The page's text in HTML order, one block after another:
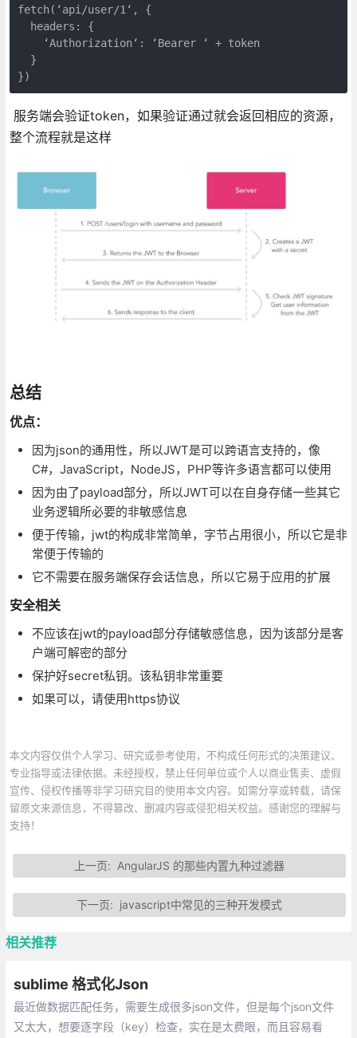
fetch(‘api/user/1‘, {
  headers: {
    ‘Authorization‘: ‘Bearer ‘ + token
  }
})
服务端会验证token，如果验证通过就会返回相应的资源，
整个流程就是这样
总结
优点：
因为json的通用性，所以JWT是可以跨语言支持的，像
C#，JavaScript，NodeJS，PHP等许多语言都可以使用
因为由了payload部分，所以JWT可以在自身存储一些其它
业务逻辑所必要的非敏感信息
便于传输，jwt的构成非常简单，字节占用很小，所以它是非
常便于传输的
它不需要在服务端保存会话信息，所以它易于应用的扩展
安全相关
不应该在jwt的payload部分存储敏感信息，因为该部分是客
户端可解密的部分
保护好secret私钥。该私钥非常重要
如果可以，请使用https协议
本文内容仅供个人学习、研究或参考使用，不构成任何形式的决策建议、
专业指导或法律依据。未经授权，禁止任何单位或个人以商业售卖、虚假
宣传、侵权传播等非学习研究目的使用本文内容。如需分享或转载，请保
留原文来源信息，不得篡改、删减内容或侵犯相关权益。感谢您的理解与
支持！
上一页: AngularJS 的那些内置九种过滤器
下一页: javascript中常见的三种开发模式
相关推荐
sublime 格式化Json
最近做数据匹配任务，需要生成很多json文件，但是每个json文件
又太大，想要逐字段（key）检查，实在是太费眼，而且容易看